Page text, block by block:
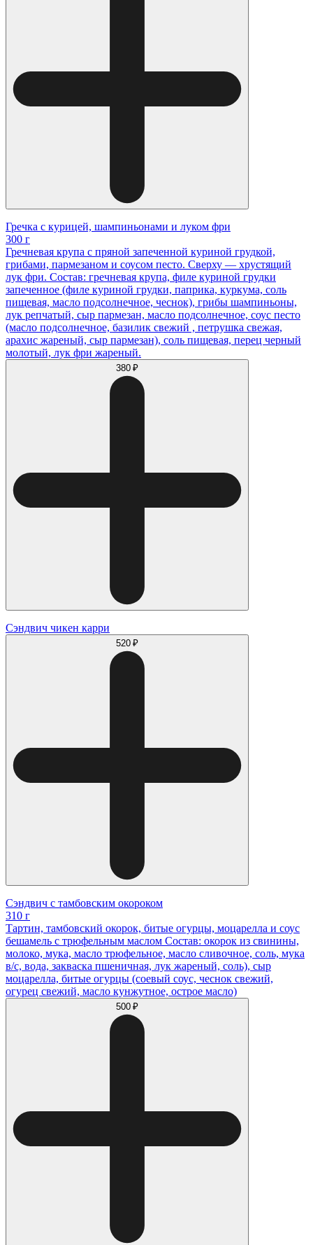
Гречка с курицей, шампиньонами и луком фри
300 г
Гречневая крупа с пряной запеченной куриной грудкой,
грибами, пармезаном и соусом песто. Сверху — хрустящий
лук фри. Состав: гречневая крупа, филе куриной грудки
запеченное (филе куриной грудки, паприка, куркума, соль
пищевая, масло подсолнечное, чеснок), грибы шампиньоны,
лук репчатый, сыр пармезан, масло подсолнечное, соус песто
(масло подсолнечное, базилик свежий , петрушка свежая,
арахис жареный, сыр пармезан), соль пищевая, перец черный
молотый, лук фри жареный.
380 ₽
Сэндвич чикен карри
520 ₽
Сэндвич с тамбовским окороком
310 г
Тартин, тамбовский окорок, битые огурцы, моцарелла и соус
бешамель с трюфельным маслом Состав: окорок из свинины,
молоко, мука, масло трюфельное, масло сливочное, соль, мука
в/с, вода, закваска пшеничная, лук жареный, соль), сыр
моцарелла, битые огурцы (соевый соус, чеснок свежий,
огурец свежий, масло кунжутное, острое масло)
500 ₽